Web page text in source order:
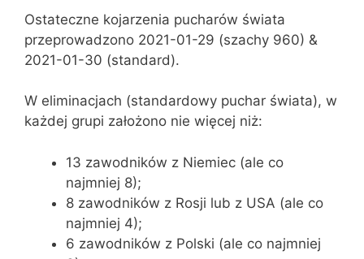
Ostateczne kojarzenia pucharów świata
przeprowadzono 2021-01-29 (szachy 960) &
2021-01-30 (standard).
W eliminacjach (standardowy puchar świata), w
każdej grupi założono nie więcej niż:
13 zawodników z Niemiec (ale co
najmniej 8);
8 zawodników z Rosji lub z USA (ale co
najmniej 4);
6 zawodników z Polski (ale co najmniej